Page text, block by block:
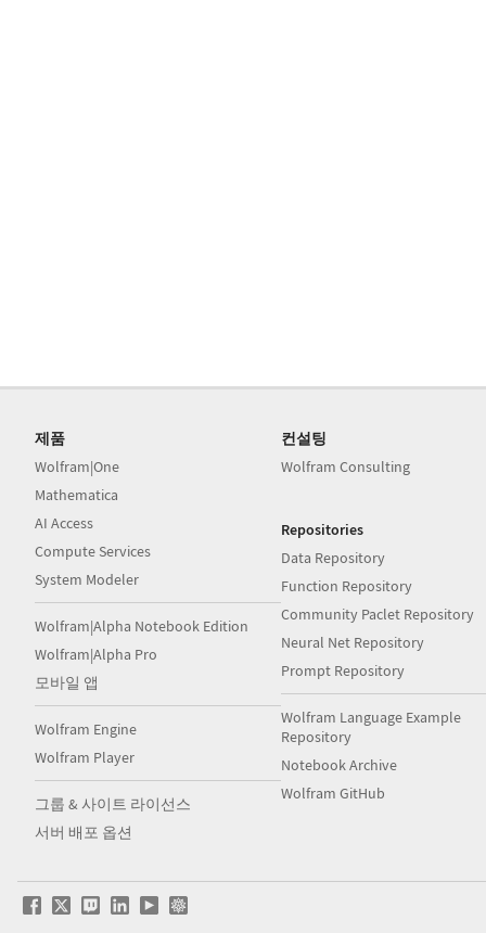
제품
Wolfram|One
Mathematica
AI Access
Compute Services
System Modeler
Wolfram|Alpha Notebook Edition
Wolfram|Alpha Pro
모바일 앱
Wolfram Engine
Wolfram Player
그룹 & 사이트 라이선스
서버 배포 옵션
컨설팅
Wolfram Consulting
Repositories
Data Repository
Function Repository
Community Paclet Repository
Neural Net Repository
Prompt Repository
Wolfram Language Example
Repository
Notebook Archive
Wolfram GitHub